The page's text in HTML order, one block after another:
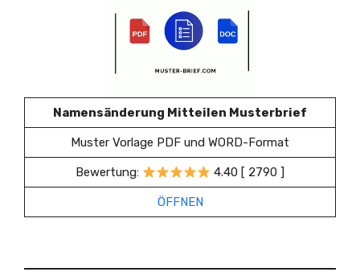
Namensänderung Mitteilen Musterbrief
Muster Vorlage PDF und WORD-Format
Bewertung: 4.40 [ 2790 ]
ÖFFNEN